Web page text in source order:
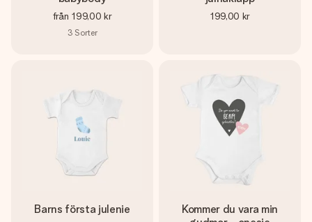
från 199,00 kr
3 Sorter
199,00 kr
Barns första julenie
Kommer du vara min